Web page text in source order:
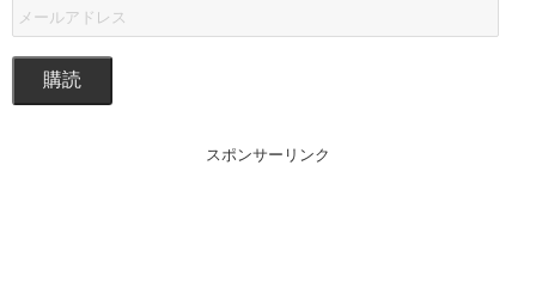
購読
スポンサーリンク